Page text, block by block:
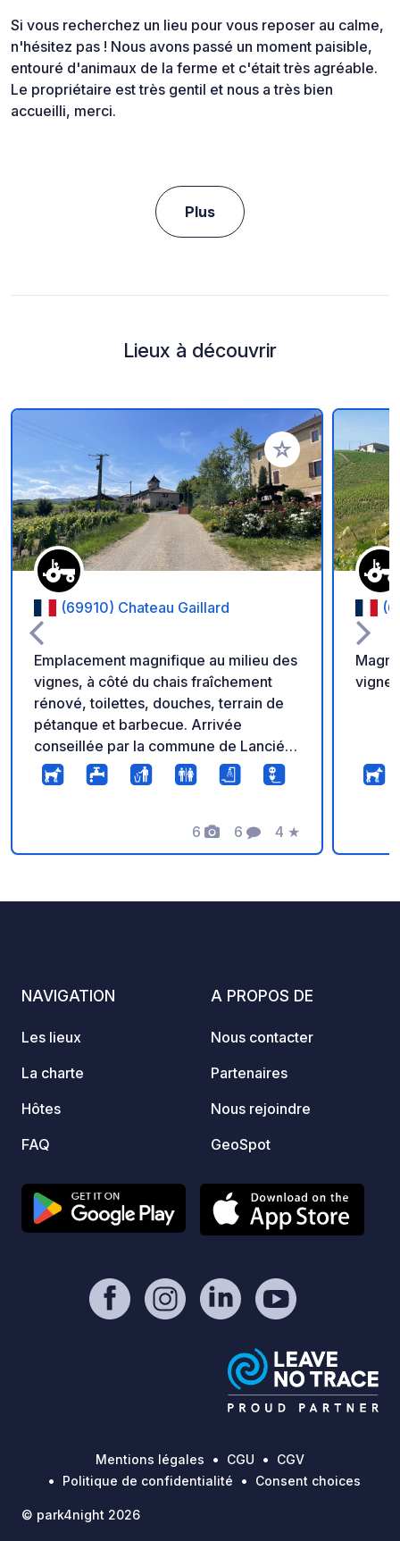
Si vous recherchez un lieu pour vous reposer au calme,
n'hésitez pas ! Nous avons passé un moment paisible,
entouré d'animaux de la ferme et c'était très agréable.
Le propriétaire est très gentil et nous a très bien
accueilli, merci.
Plus
Lieux à découvrir
Ajouter à vos
(69910) Chateau Gaillard
Emplacement magnifique au milieu des
vignes, à côté du chais fraîchement
rénové, toilettes, douches, terrain de
pétanque et barbecue. Arrivée
conseillée par la commune de Lancié,
l'accès par Villié-Morgon est possible
avec des vans mais déconseillé en
vins du domaine du mardi au samedi de
16h à 18h 7,5€/personne
6
Photos
6
Commentaires
4
Note
★
NAVIGATION
Les lieux
La charte
Hôtes
FAQ
A PROPOS DE
Nous contacter
Partenaires
Nous rejoindre
GeoSpot
Mentions légales CGU
CGV
Politique de confidentialité
Consent choices
© park4night 2026